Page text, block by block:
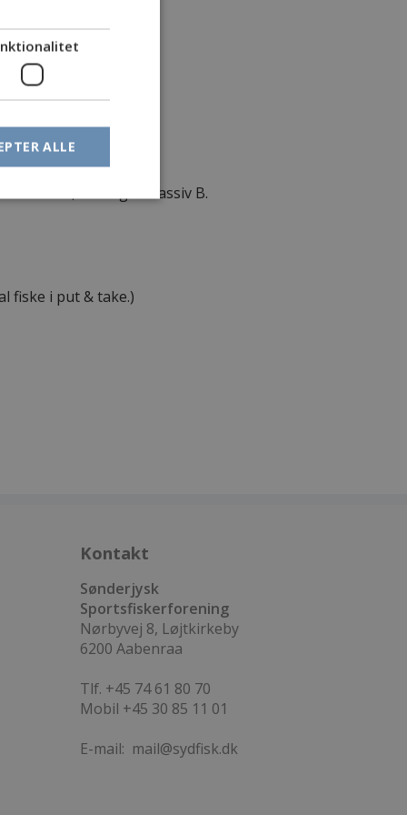
satser, undtagen Passiv B.
fiske i put & take.)
Kontakt
Sønderjysk
Sportsfiskerforening
Nørbyvej 8, Løjtkirkeby
6200 Aabenraa
Tlf. +45 74 61 80 70
Mobil +45 30 85 11 01
E-mail: mail@sydfisk.dk
ALLE